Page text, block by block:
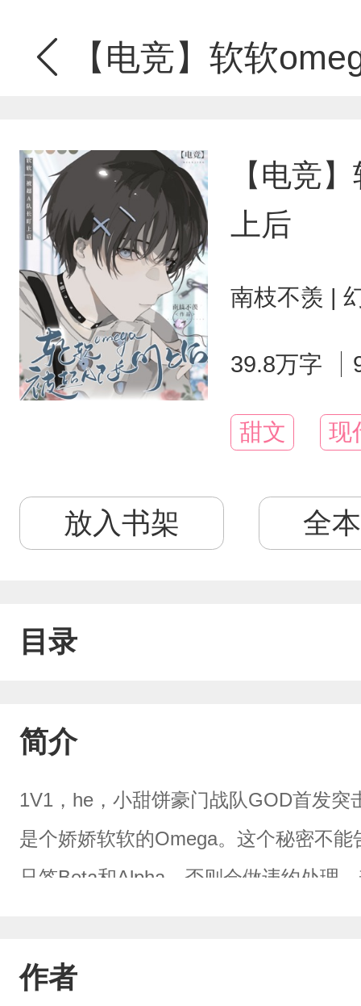
【电竞】软软
【电竞
上后
南枝不羡 |
39.8万字
甜文 现
放入书架 全
目录
简介
1V1，he，小甜饼豪门战队GOD首发
是个娇娇软软的Omega。这个秘密不
只签Beta和Alpha，否则会做违约处理
酝酿着可怕的情绪，被甜腻的信息素
作者